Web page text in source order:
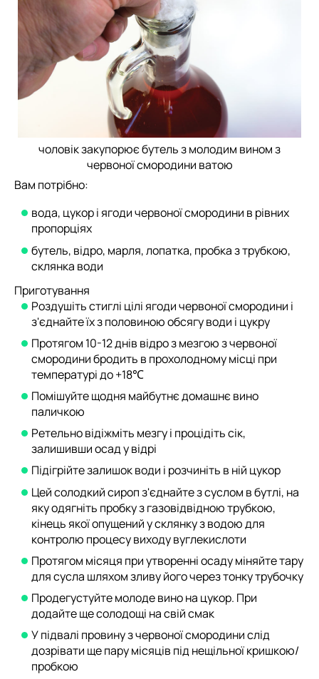
чоловік закупорює бутель з молодим вином з
червоної смородини ватою
Вам потрібно:
вода, цукор і ягоди червоної смородини в рівних
пропорціях
бутель, відро, марля, лопатка, пробка з трубкою,
склянка води
Приготування
Роздушіть стиглі цілі ягоди червоної смородини і
з'єднайте їх з половиною обсягу води і цукру
Протягом 10-12 днів відро з мезгою з червоної
смородини бродить в прохолодному місці при
температурі до +18℃
Помішуйте щодня майбутнє домашнє вино
паличкою
Ретельно відіжміть мезгу і процідіть сік,
залишивши осад у відрі
Підігрійте залишок води і розчиніть в ній цукор
Цей солодкий сироп з'єднайте з суслом в бутлі, на
яку одягніть пробку з газовідвідною трубкою,
кінець якої опущений у склянку з водою для
контролю процесу виходу вуглекислоти
Протягом місяця при утворенні осаду міняйте тару
для сусла шляхом зливу його через тонку трубочку
Продегустуйте молоде вино на цукор. При
додайте ще солодощі на свій смак
У підвалі провину з червоної смородини слід
дозрівати ще пару місяців під нещільної кришкою/
пробкою